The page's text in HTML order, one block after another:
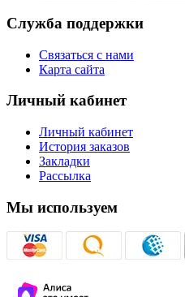
Служба поддержки
Связаться с нами
Карта сайта
Личный кабинет
Личный кабинет
История заказов
Закладки
Рассылка
Мы используем